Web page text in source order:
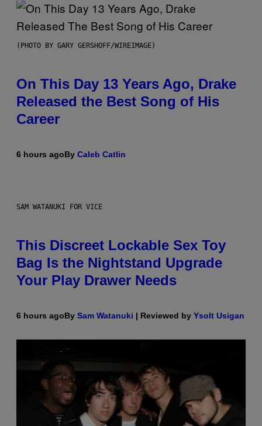
(PHOTO BY GARY GERSHOFF/WIREIMAGE)
On This Day 13 Years Ago, Drake
Released the Best Song of His
Career
6 hours agoBy Caleb Catlin
SAM WATANUKI FOR VICE
This Discreet Lockable Sex Toy
Bag Is the Nightstand Upgrade
Your Play Drawer Needs
6 hours agoBy Sam Watanuki | Reviewed by Ysolt Usigan